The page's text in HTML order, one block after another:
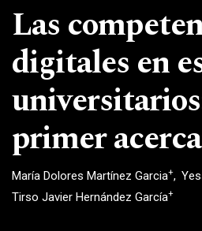
Las
digitales en
primer
María Dolores Martínez Garcia+
Tirso Javier Hernández García+